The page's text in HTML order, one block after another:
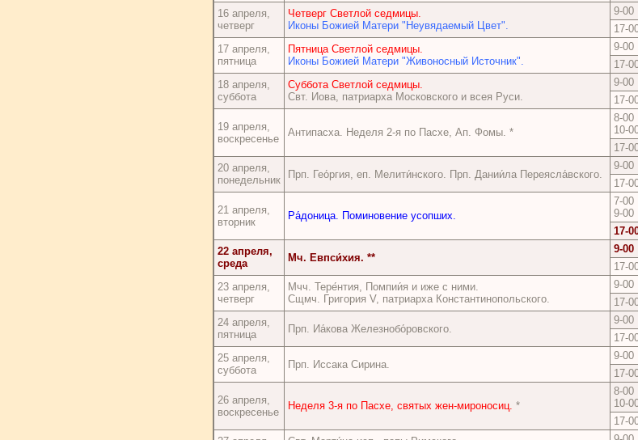
16 апреля,
четверг
Четверг Светлой седмицы.
Иконы Божией Матери "Неувядаемый Цвет".
9-00
17-
17 апреля,
пятница
Пятница Светлой седмицы.
Иконы Божией Матери "Живоносный Источник".
9-00
17-
18 апреля,
суббота
Суббота Светлой седмицы.
Свт. Иова, патриарха Московского и всея Руси.
9-00
17-
19 апреля,
воскресенье
Антипасха. Неделя 2-я по Пасхе, Ап. Фомы. *
8-00
10-
17-
20 апреля,
понедельник
Прп. Гео́ргия, еп. Мелити́нского. Прп. Дании́ла Переясла́вского.
9-00
17-
21 апреля,
вторник
Ра́доница. Поминовение усопших.
7-00
9-00
17-
22 апреля,
среда
Мч. Евпси́хия. **
9-00
17-
23 апреля,
четверг
Мчч. Тере́нтия, Помпии́я и иже с ними.
Сщмч. Григория V, патриарха Константинопольского.
9-00
17-
24 апреля,
пятница
Прп. Иа́кова Железнобо́ровского.
9-00
17-
25 апреля,
суббота
Прп. Иссака Сирина.
9-00
17-
26 апреля,
воскресенье
Неделя 3-я по Пасхе, святых жен-мироносиц. *
8-00
10-
17-